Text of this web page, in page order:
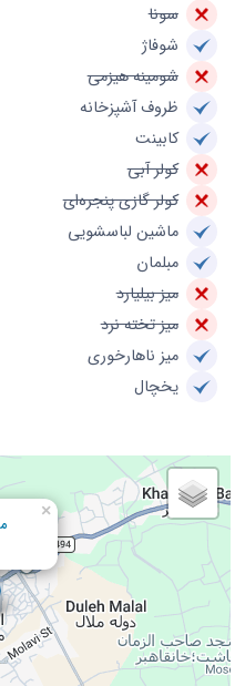
سونا
شوفاژ
شومینه هیزمی
ظروف آشپزخانه
کابینت
کولر آبی
کولر گازی پنجره‌ای
ماشین لباسشویی
مبلمان
میز بیلیارد
میز تخته نرد
میز ناهارخوری
یخچال
×